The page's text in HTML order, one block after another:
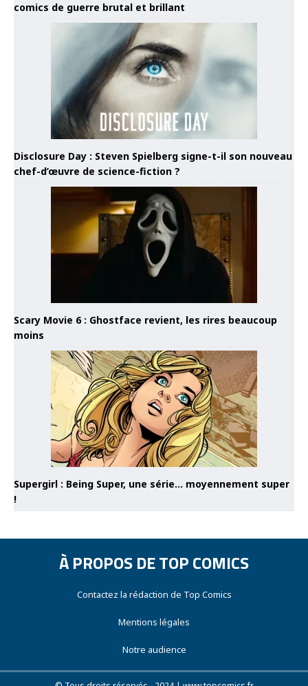
comics de guerre brutal et brillant
Disclosure Day : Steven Spielberg signe-t-il son nouveau
chef-d’œuvre de science-fiction ?
Scary Movie 6 : Ghostface revient, les rires beaucoup
moins
Supergirl : Being Super, une série… moyennement super
!
À PROPOS DE TOP COMICS
Contactez la rédaction de Top Comics
Mentions légales
Notre audience